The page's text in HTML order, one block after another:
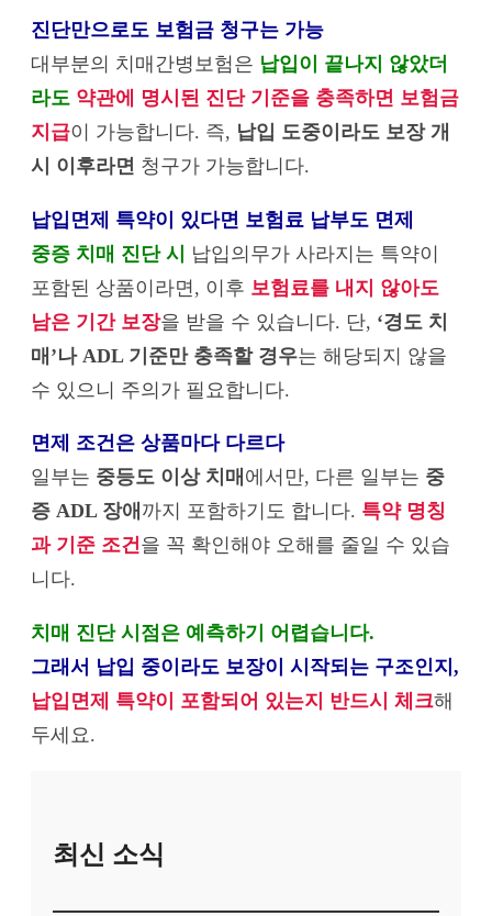
진단만으로도 보험금 청구는 가능
대부분의 치매간병보험은 납입이 끝나지 않았더
라도 약관에 명시된 진단 기준을 충족하면 보험금
지급이 가능합니다. 즉, 납입 도중이라도 보장 개
시 이후라면 청구가 가능합니다.
납입면제 특약이 있다면 보험료 납부도 면제
중증 치매 진단 시
납입의무가 사라지는 특약이
포함된 상품이라면, 이후 보험료를 내지 않아도
남은 기간 보장을 받을 수 있습니다. 단, ‘경도 치
매’나 ADL 기준만 충족할 경우는 해당되지 않을
수 있으니 주의가 필요합니다.
면제 조건은 상품마다 다르다
일부는 중등도 이상 치매 에서만, 다른 일부는 중
증 ADL 장애 까지 포함하기도 합니다. 특약 명칭
과 기준 조건을 꼭 확인해야 오해를 줄일 수 있습
니다.
치매 진단 시점은 예측하기 어렵습니다.
그래서 납입 중이라도 보장이 시작되는 구조인지,
납입면제 특약이 포함되어 있는지 반드시 체크해
두세요.
최신 소식